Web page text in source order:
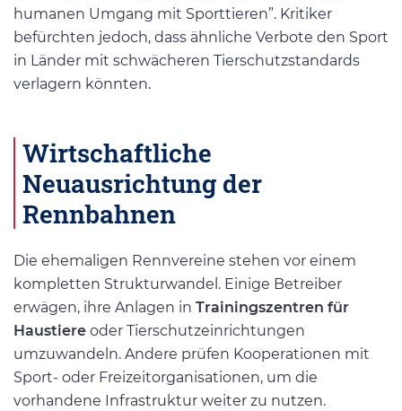
humanen Umgang mit Sporttieren”. Kritiker
befürchten jedoch, dass ähnliche Verbote den Sport
in Länder mit schwächeren Tierschutzstandards
verlagern könnten.
Wirtschaftliche
Neuausrichtung der
Rennbahnen
Die ehemaligen Rennvereine stehen vor einem
kompletten Strukturwandel. Einige Betreiber
erwägen, ihre Anlagen in Trainingszentren für
Haustiere oder Tierschutzeinrichtungen
umzuwandeln. Andere prüfen Kooperationen mit
Sport- oder Freizeitorganisationen, um die
vorhandene Infrastruktur weiter zu nutzen.